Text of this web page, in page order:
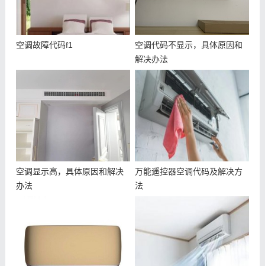
空调故障代码f1
空调代码不显示，具体原因和
解决办法
空调显示高，具体原因和解决
办法
万能遥控器空调代码及解决方
法